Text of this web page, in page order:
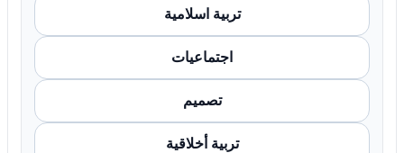
تربية اسلامية
اجتماعيات
تصميم
تربية أخلاقية